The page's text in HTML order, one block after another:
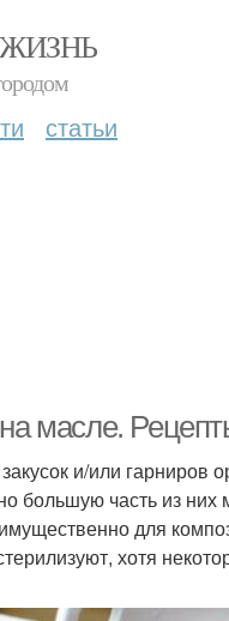
статьи
масле.
и/или гарниров
большую часть из
для
хотя